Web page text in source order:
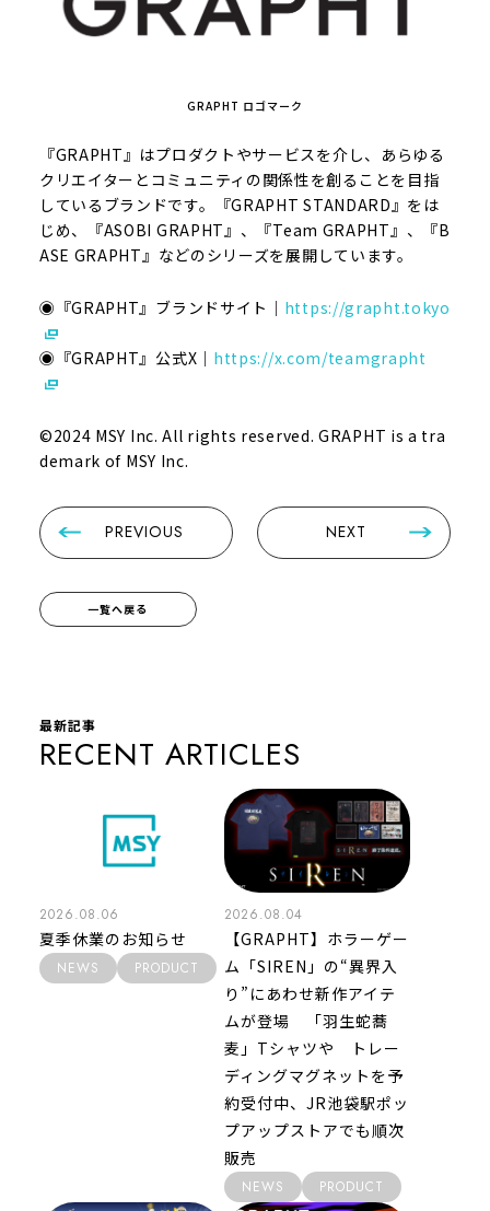
GRAPHT ロゴマーク
『GRAPHT』はプロダクトやサービスを介し、あらゆる
クリエイターとコミュニティの関係性を創ることを目指
しているブランドです。『GRAPHT STANDARD』をは
じめ、『ASOBI GRAPHT』、『Team GRAPHT』、『B
ASE GRAPHT』などのシリーズを展開しています。
◉『GRAPHT』ブランドサイト｜ https://grapht.tokyo
◉『GRAPHT』公式X｜ https://x.com/teamgrapht
©2024 MSY Inc. All rights reserved. GRAPHT is a tra
demark of MSY Inc.
PREVIOUS NEXT
一覧へ戻る
最新記事
RECENT ARTICLES
2026.08.06
夏季休業のお知らせ
NEWS PRODUCT
2026.08.04
【GRAPHT】ホラーゲー
ム「SIREN」の“異界入
り”にあわせ新作アイテ
ムが登場 「羽生蛇蕎
麦」Tシャツや トレー
ディングマグネットを予
約受付中、JR池袋駅ポッ
プアップストアでも順次
販売
NEWS PRODUCT